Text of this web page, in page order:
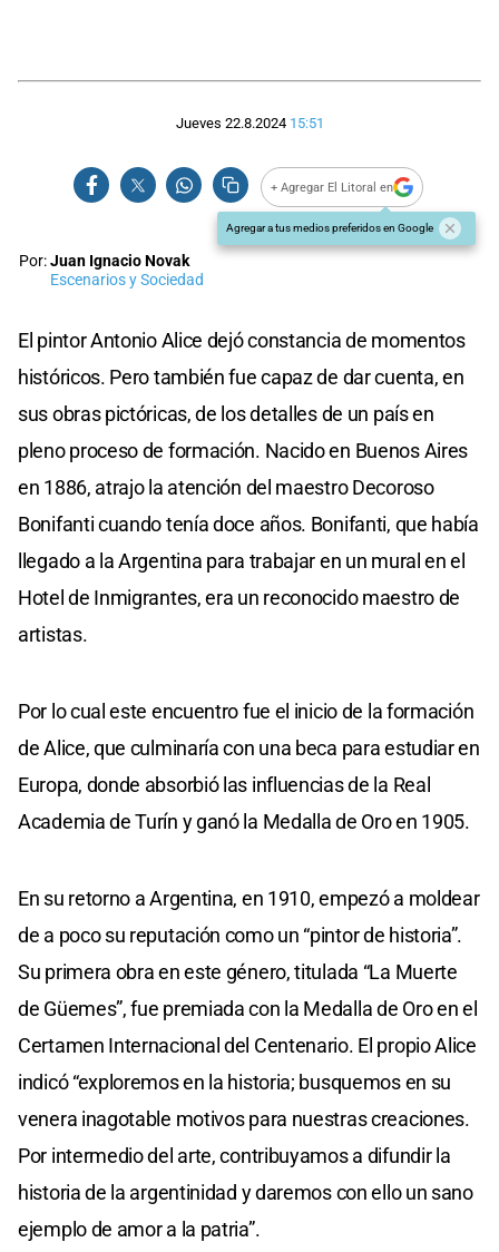
Jueves 22.8.2024 15:51
+ Agregar El Litoral en
Agregar a tus medios preferidos en Google
Por:Juan Ignacio Novak
Escenarios y Sociedad
El pintor Antonio Alice dejó constancia de momentos
históricos. Pero también fue capaz de dar cuenta, en
sus obras pictóricas, de los detalles de un país en
pleno proceso de formación. Nacido en Buenos Aires
en 1886, atrajo la atención del maestro Decoroso
Bonifanti cuando tenía doce años. Bonifanti, que había
llegado a la Argentina para trabajar en un mural en el
Hotel de Inmigrantes, era un reconocido maestro de
artistas.
Por lo cual este encuentro fue el inicio de la formación
de Alice, que culminaría con una beca para estudiar en
Europa, donde absorbió las influencias de la Real
Academia de Turín y ganó la Medalla de Oro en 1905.
En su retorno a Argentina, en 1910, empezó a moldear
de a poco su reputación como un “pintor de historia”.
Su primera obra en este género, titulada “La Muerte
de Güemes”, fue premiada con la Medalla de Oro en el
Certamen Internacional del Centenario. El propio Alice
indicó “exploremos en la historia; busquemos en su
venera inagotable motivos para nuestras creaciones.
Por intermedio del arte, contribuyamos a difundir la
historia de la argentinidad y daremos con ello un sano
ejemplo de amor a la patria”.